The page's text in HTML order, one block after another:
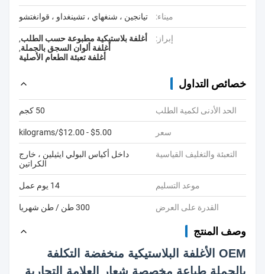
ميناء: تيانجين ، شنغهاي ، تشينغداو ، قوانغتشو
إبراز: أغلفة بلاستيكية مطبوعة حسب الطلب,
أغلفة ألوان السجق بالجملة,
أغلفة تعبئة الطعام الأصلية
خصائص التداول
الحد الأدنى لكمية الطلب 50 كجم
سعر $5.00 - $12.00/kilograms
التعبئة والتغليف القياسية
داخل أكياس البولي ايثيلين ، خارج
الكراتين
موعد التسليم 14 يوم عمل
القدرة على العرض 300 طن / طن شهريا
وصف المنتج
OEM الأغلفة البلاستيكية منخفضة التكلفة
بالجملة طباعة مخصصة شعار العلامة التجارية